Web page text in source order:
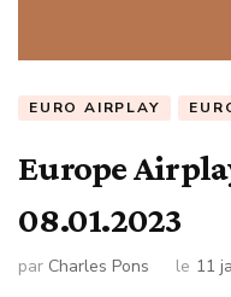
EURO AIRPLAY
Europe
08.01.2023
par Charles Pons le 11